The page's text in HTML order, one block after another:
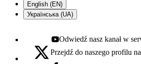
English (EN)
Українська (UA)
Youtube - otwiera się w nowej karcie
Odwiedź nasz kanał w
X - otwiera się w nowej karcie
Przejdź do naszego profilu